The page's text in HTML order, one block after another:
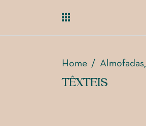
Home / Almofadas,
TÊXTEIS